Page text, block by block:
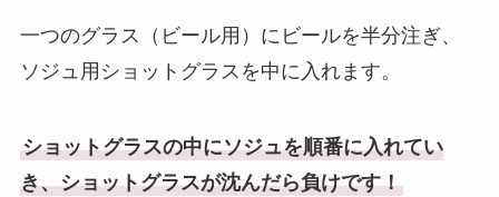
一つのグラス（ビール用）にビールを半分注ぎ、
ソジュ用ショットグラスを中に入れます。
ショットグラスの中にソジュを順番に入れてい
き、ショットグラスが沈んだら負けです！